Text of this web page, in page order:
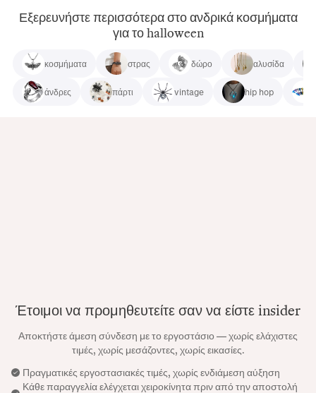
Εξερευνήστε περισσότερα στο ανδρικά κοσμήματα
για το halloween
κοσμήματα στρας δώρο αλυσίδα
άνδρες πάρτι vintage hip hop
Έτοιμοι να προμηθευτείτε σαν να είστε insider
Αποκτήστε άμεση σύνδεση με το εργοστάσιο — χωρίς ελάχιστες
τιμές, χωρίς μεσάζοντες, χωρίς εικασίες.
Πραγματικές εργοστασιακές τιμές, χωρίς ενδιάμεση αύξηση
Κάθε παραγγελία ελέγχεται χειροκίνητα πριν από την αποστολή